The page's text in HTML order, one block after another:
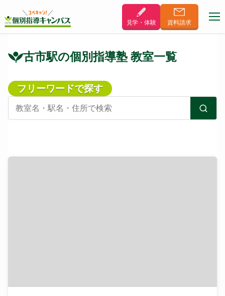
見学・体験 資料請求
古市駅の個別指導塾 教室一覧
フリーワードで探す